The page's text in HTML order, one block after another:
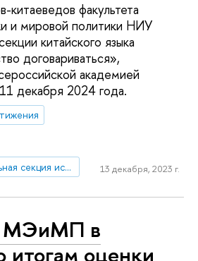
китаеведов факультета
и мировой политики НИУ
китайского языка
договариваться»,
академией
декабря 2024 года.
Научно-образовательная секция исследований Китая
13 декабря, 2023 г.
МЭиМП в
итогам оценки